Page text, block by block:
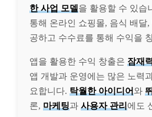
한 사업 모델을 활용할 수 있습
통해 온라인 쇼핑몰, 음식 배달,
공하고 수수료를 통해 수익을
앱을 활용한 수익 창출은 잠재
앱 개발과 운영에는 많은 노력
요합니다. 탁월한 아이디어와
론, 마케팅과 사용자 관리에도